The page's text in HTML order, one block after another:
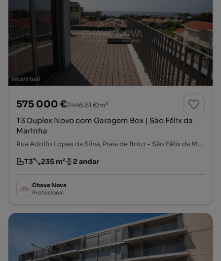
575 000 €2446,81 €/m²
T3 Duplex Novo com Garagem Box | São Félix da
Marinha
Rua Adolfo Lopes da Silva, Praia de Brito - São Félix da Marinha, São Félix da Marinha, Vila Nova de Gaia, Porto
Tipologia
T3
Preço por metro quadrado
235 m²
Andar 2 andar
Chave Nova
Profissional